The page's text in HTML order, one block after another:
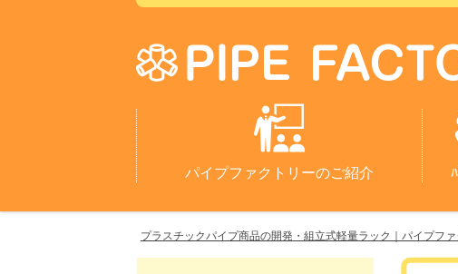
パイプファクトリーのご紹介
プラスチックパイプ商品の開発・組立式軽量ラック｜パイプフ